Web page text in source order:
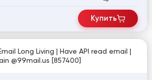
Купить
Long Living | Have API read email |
@99mail.us [857400]